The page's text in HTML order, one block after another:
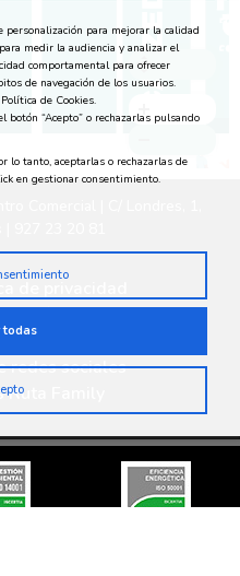
Comercial | C/ Londres, 1,
Política de cookies
sociales
redes sociales
Ruta Family
personalización para mejorar la calidad
medir la audiencia y analizar el
comportamental para ofrecer
de navegación de los usuarios.
de Cookies.
botón “Acepto” o rechazarlas pulsando
lo tanto, aceptarlas o rechazarlas de
en gestionar consentimiento.
todas